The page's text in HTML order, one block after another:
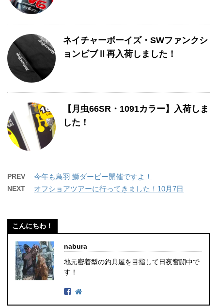
ネイチャーボーイズ・SWファンクシ
ョンビブⅡ再入荷しました！
【月虫66SR・1091カラー】入荷しま
した！
PREV 今年も鳥羽 鰤ダービー開催ですよ！
NEXT オフショアツアーに行ってきました！10月7日
こんにちわ！
nabura
地元密着型の釣具屋を目指して日夜奮闘中で
す！